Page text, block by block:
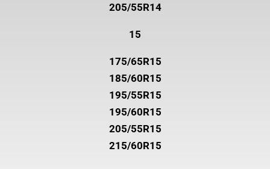
205/55R14
15
175/65R15
185/60R15
195/55R15
195/60R15
205/55R15
215/60R15